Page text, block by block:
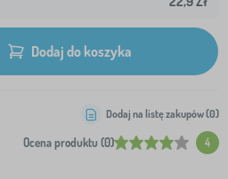
Dodaj do koszyka
Ocena produktu (0) 4
Dodaj na listę zakupów (0)